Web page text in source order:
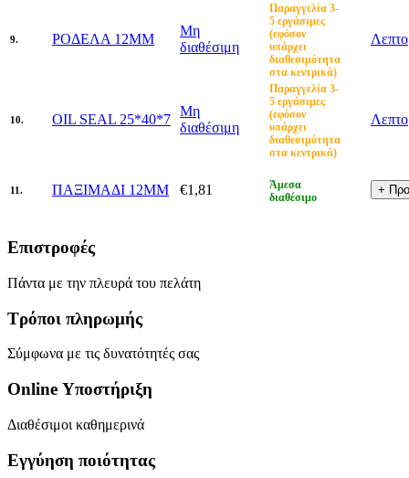
9. ΡΟΔΕΛΑ 12MM
Μη
διαθέσιμη
Παραγγελία 3-
5 εργάσιμες
(εφόσον
υπάρχει
διαθεσιμότητα
στα κεντρικά)
10. OIL SEAL 25*40*7
Μη
διαθέσιμη
Παραγγελία 3-
5 εργάσιμες
(εφόσον
υπάρχει
διαθεσιμότητα
στα κεντρικά)
11. ΠΑΞΙΜΑΔΙ 12MM €1,81
Άμεσα
διαθέσιμο
Επιστροφές
Πάντα με την πλευρά του πελάτη
Τρόποι πληρωμής
Σύμφωνα με τις δυνατότητές σας
Online Υποστήριξη
Διαθέσιμοι καθημερινά
Εγγύηση ποιότητας